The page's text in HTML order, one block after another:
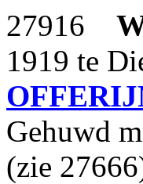
27916
1919 te
Gehuwd
(zie